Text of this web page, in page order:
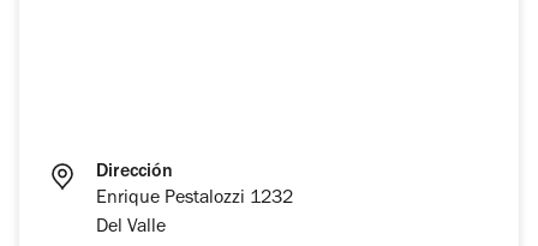
Dirección
Enrique Pestalozzi 1232
Del Valle